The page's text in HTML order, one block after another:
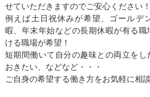
せていただきますのでご安心ください！
例えば土日祝休みが希望、ゴールデ
暇、年末年始などの長期休暇が有る職
ける職場が希望！
短期間働いて自分の趣味との両立をし
おきたい、などなど・・・
ご自身の希望する働き方をお気軽に相